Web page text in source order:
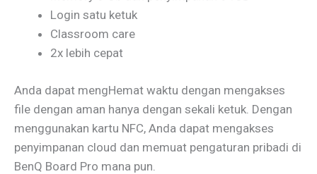
Login satu ketuk
Classroom care
2x lebih cepat
Anda dapat mengHemat waktu dengan mengakses
file dengan aman hanya dengan sekali ketuk. Dengan
menggunakan kartu NFC, Anda dapat mengakses
penyimpanan cloud dan memuat pengaturan pribadi di
BenQ Board Pro mana pun.